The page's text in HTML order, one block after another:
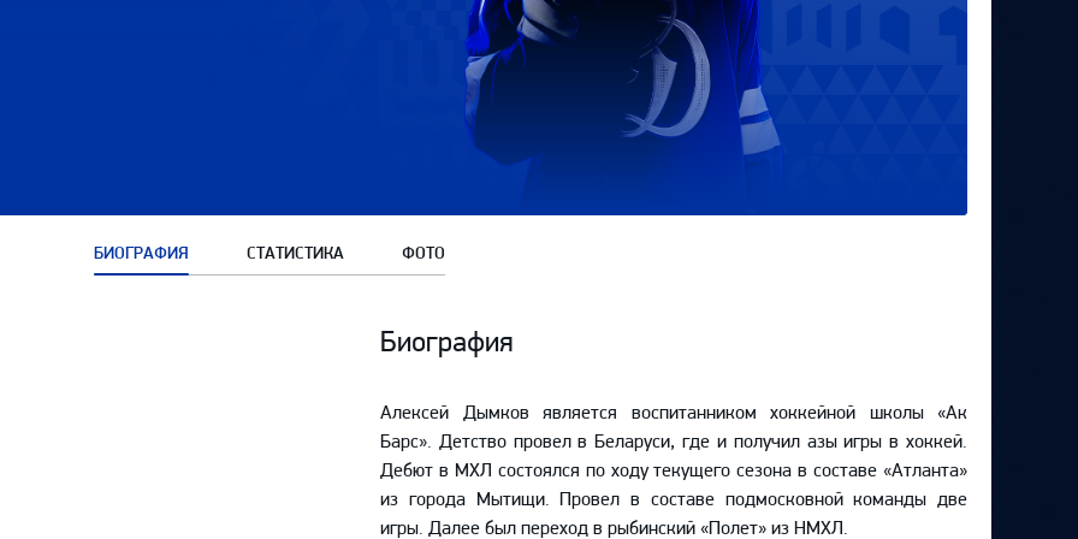
БИОГРАФИЯ СТАТИСТИКА ФОТО
Биография
Алексей Дымков является воспитанником хоккейной школы «Ак
Барс». Детство провел в Беларуси, где и получил азы игры в хоккей.
Дебют в МХЛ состоялся по ходу текущего сезона в составе «Атланта»
из города Мытищи. Провел в составе подмосковной команды две
игры. Далее был переход в рыбинский «Полет» из НМХЛ.